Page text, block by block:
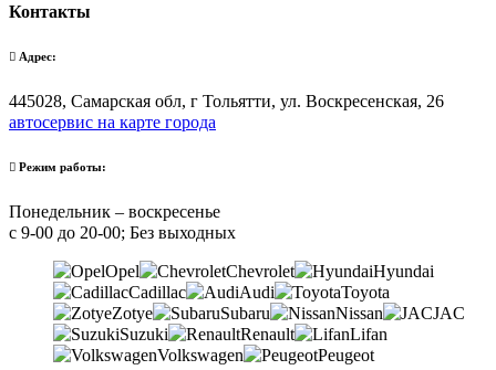
Контакты
Адрес:
445028, Самарская обл, г Тольятти, ул. Воскресенская, 26
автосервис на карте города
Режим работы:
Понедельник – воскресенье
с 9-00 до 20-00; Без выходных
Opel Chevrolet
Hyundai
Cadillac
Audi
Toyota
Zotye
Subaru Nissan
JAC
Suzuki
Renault
Lifan
Volkswagen
Peugeot